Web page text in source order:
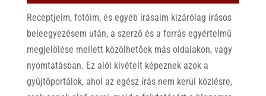
Receptjeim, fotóim, és egyéb írásaim kizárólag írásos
beleegyezésem után, a szerző és a forrás egyértelmű
megjelölése mellett közölhetőek más oldalakon, vagy
nyomtatásban. Ez alól kivételt képeznek azok a
gyűjtőportálok, ahol az egész írás nem kerül közlésre,